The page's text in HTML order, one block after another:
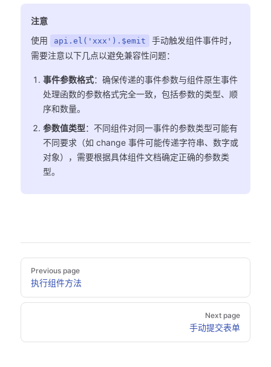
注意
使用
api.el('xxx').$emit
手动触发组件事件时，
需要注意以下几点以避免兼容性问题：
事件参数格式：确保传递的事件参数与组件原生事件
处理函数的参数格式完全一致，包括参数的类型、顺
序和数量。
参数值类型：不同组件对同一事件的参数类型可能有
不同要求（如 change 事件可能传递字符串、数字或
对象），需要根据具体组件文档确定正确的参数类
型。
Previous page
执行组件方法
Next page
手动提交表单